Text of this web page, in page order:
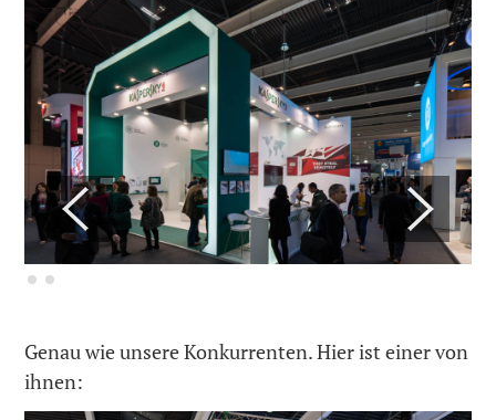
Genau wie unsere Konkurrenten. Hier ist einer von
ihnen: